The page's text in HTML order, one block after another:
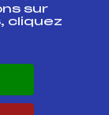
sur
cliquez